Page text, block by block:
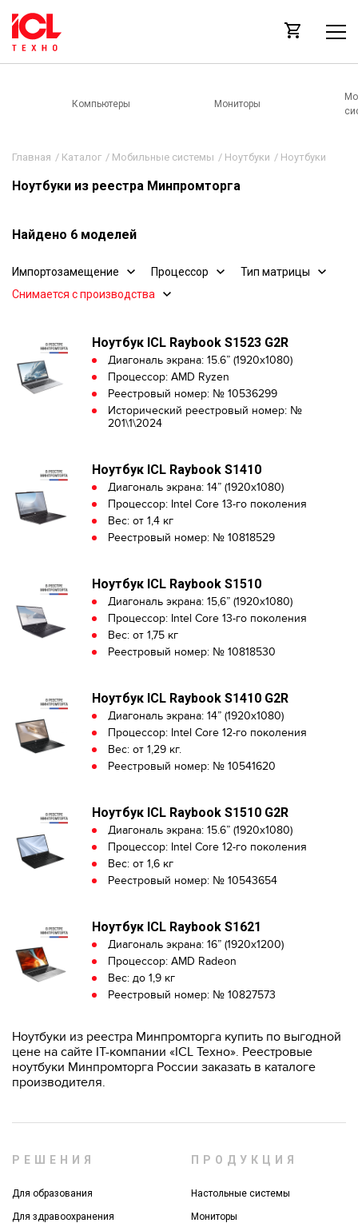
Компьютеры Мониторы
Главная / Каталог / Мобильные системы / Ноутбуки / Ноутбуки
Ноутбуки из реестра Минпромторга
Найдено 6 моделей
Импортозамещение Процессор
Тип матрицы
Снимается с производства
Ноутбук ICL Raybook S1523 G2R
Диагональ экрана: 15.6” (1920x1080)
Процессор: AMD Ryzen
Реестровый номер: № 10536299
Исторический реестровый номер: №
201\1\2024
Ноутбук ICL Raybook S1410
Диагональ экрана: 14” (1920x1080)
Процессор: Intel Core 13-го поколения
Вес: от 1,4 кг
Реестровый номер: № 10818529
Ноутбук ICL Raybook S1510
Диагональ экрана: 15,6” (1920x1080)
Процессор: Intel Core 13-го поколения
Вес: от 1,75 кг
Реестровый номер: № 10818530
Ноутбук ICL Raybook S1410 G2R
Диагональ экрана: 14” (1920x1080)
Процессор: Intel Core 12-го поколения
Вес: от 1,29 кг.
Реестровый номер: № 10541620
Ноутбук ICL Raybook S1510 G2R
Диагональ экрана: 15.6” (1920x1080)
Процессор: Intel Core 12-го поколения
Вес: от 1,6 кг
Реестровый номер: № 10543654
Ноутбук ICL Raybook S1621
Диагональ экрана: 16” (1920x1200)
Процессор: AMD Radeon
Вес: до 1,9 кг
Реестровый номер: № 10827573
Ноутбуки из реестра Минпромторга купить по выгодной
цене на сайте IT-компании «ICL Техно». Реестровые
ноутбуки Минпромторга России заказать в каталоге
производителя.
РЕШЕНИЯ
Для образования
Для здравоохранения
ПРОДУКЦИЯ
Настольные системы
Мониторы